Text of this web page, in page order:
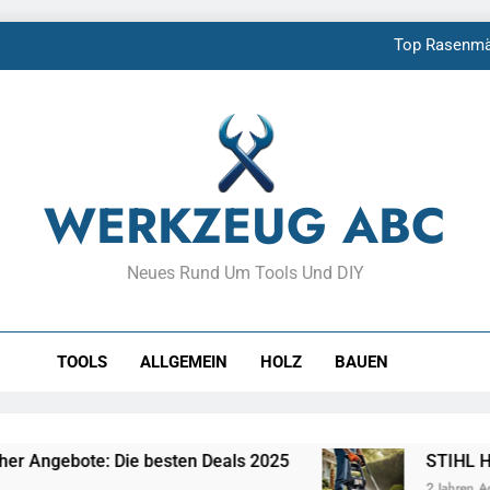
Top
Top
Günstige Makita
WERKZEUG ABC
Neues Rund Um Tools Und DIY
TOOLS ALLGEMEIN HOLZ BAUEN
besten Deals 2025 STIHL